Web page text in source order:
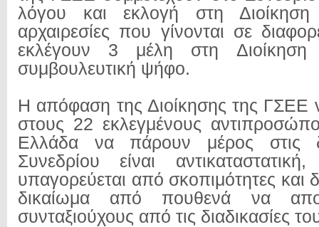
λόγου και εκλογή στη
αρχαιρεσίες που γίνονται σε
εκλέγουν 3 μέλη στη
συμβουλευτική ψήφο.
Η απόφαση της Διοίκησης της ΓΣΕΕ
στους 22 εκλεγμένους
Ελλάδα να πάρουν μέρος στις
Συνεδρίου είναι
υπαγορεύεται από σκοπιμότητες και
δικαίωμα από πουθενά να
συνταξιούχους από τις διαδικασίες